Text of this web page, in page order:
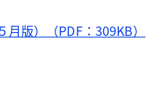
版）（PDF：309KB）